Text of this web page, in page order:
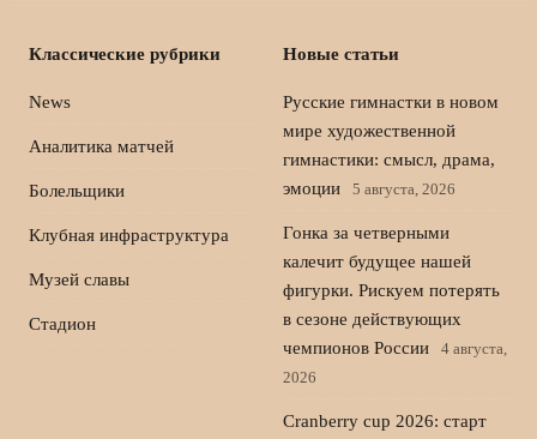
Классические рубрики
News
Аналитика матчей
Болельщики
Клубная инфраструктура
Музей славы
Стадион
Новые статьи
Русские гимнастки в новом
мире художественной
гимнастики: смысл, драма,
эмоции
5 августа, 2026
Гонка за четверными
калечит будущее нашей
фигурки. Рискуем потерять
в сезоне действующих
чемпионов России
4 августа,
2026
Cranberry cup 2026: старт